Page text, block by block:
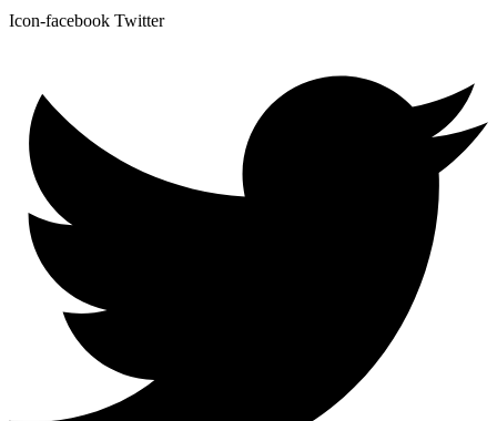
Icon-facebook Twitter